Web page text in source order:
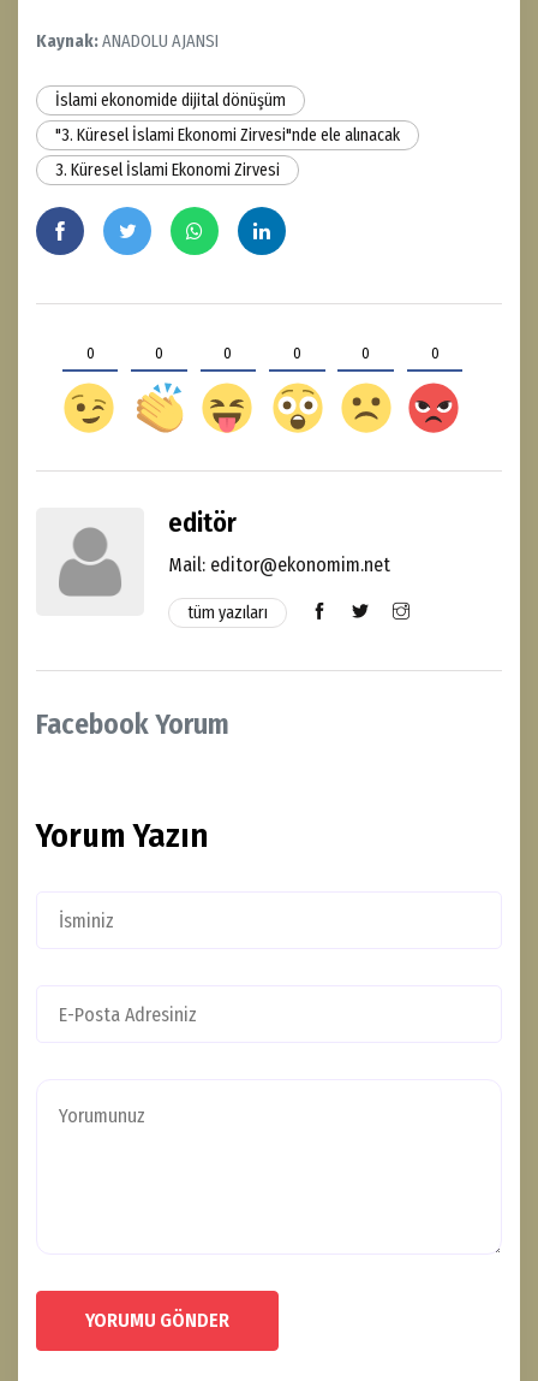
Kaynak:ANADOLU AJANSI
İslami ekonomide dijital dönüşüm
"3. Küresel İslami Ekonomi Zirvesi"nde ele alınacak
3. Küresel İslami Ekonomi Zirvesi
0 0 0 0 0 0
editör
Mail: editor@ekonomim.net
tüm yazıları
Facebook Yorum
Yorum Yazın
YORUMU GÖNDER